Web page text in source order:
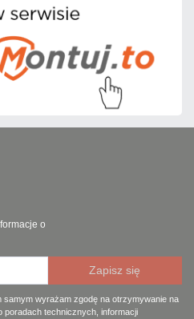
o
samym wyrażam zgodę na otrzymywanie na
poradach technicznych, informacji